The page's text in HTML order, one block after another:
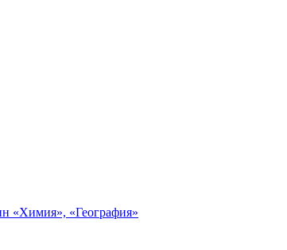
«Химия», «География»